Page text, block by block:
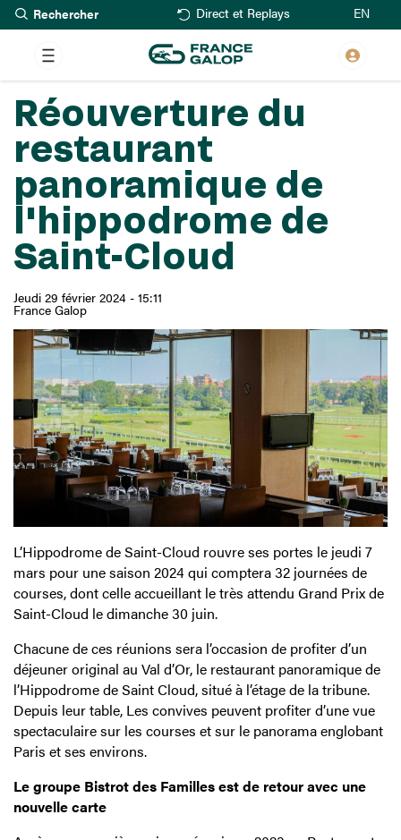
Aller
au
contenu
principal
Rechercher Direct et Replays EN
Réouverture du
restaurant
panoramique de
l'hippodrome de
Saint-Cloud
Jeudi 29 février 2024 - 15:11
France Galop
L’Hippodrome de Saint-Cloud rouvre ses portes le jeudi 7
mars pour une saison 2024 qui comptera 32 journées de
courses, dont celle accueillant le très attendu Grand Prix de
Saint-Cloud le dimanche 30 juin.
Chacune de ces réunions sera l’occasion de profiter d’un
déjeuner original au Val d’Or, le restaurant panoramique de
l’Hippodrome de Saint Cloud, situé à l’étage de la tribune.
Depuis leur table, Les convives peuvent profiter d’une vue
spectaculaire sur les courses et sur le panorama englobant
Paris et ses environs.
Le groupe Bistrot des Familles est de retour avec une
nouvelle carte